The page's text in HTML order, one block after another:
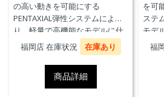
の高い動きを可能にする
PENTAXIAL弾性システムによ
り、軽量で高機能なモデルに仕
上がっています。また、エアバ
ッグ本体が最大3回の起爆まで繰
り返し利用可能なTriple-
Activation D-air®Racing エアバ
ッグを搭載しています。※別途
福岡店 在庫状況 在庫あり
商品詳細
を可
ステ
モデ
た
起
エ
※別
福